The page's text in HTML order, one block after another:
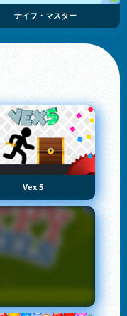
ナイフ・マスター
Vex 5